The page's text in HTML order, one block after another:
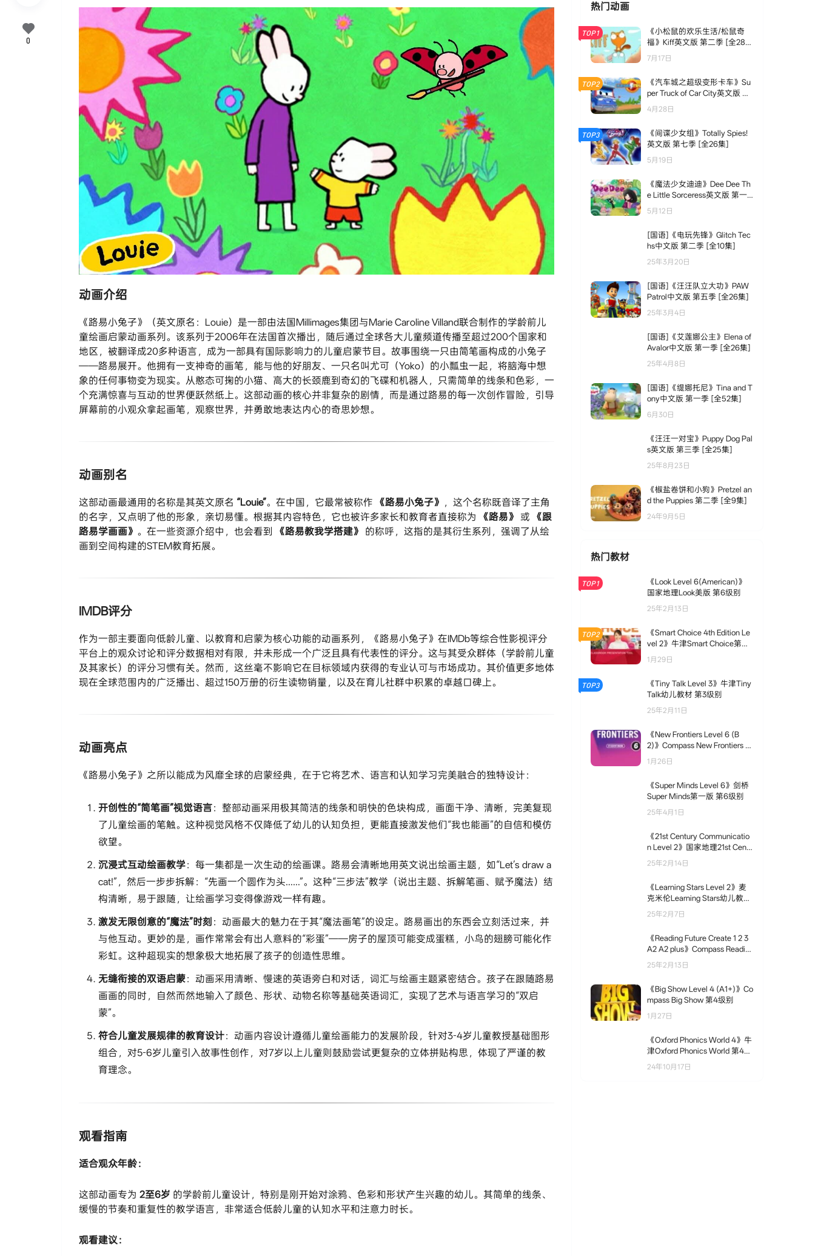
动画介绍
《路易小兔子》（英文原名：Louie）是一部由法国Millimages集团与Marie Caroline Villand联合制作的学龄前儿
童绘画启蒙动画系列。该系列于2006年在法国首次播出，随后通过全球各大儿童频道传播至超过200个国家和
地区，被翻译成20多种语言，成为一部具有国际影响力的儿童启蒙节目。故事围绕一只由简笔画构成的小兔子
——路易展开。他拥有一支神奇的画笔，能与他的好朋友、一只名叫尤可（Yoko）的小瓢虫一起，将脑海中想
象的任何事物变为现实。从憨态可掬的小猫、高大的长颈鹿到奇幻的飞碟和机器人，只需简单的线条和色彩，一
个充满惊喜与互动的世界便跃然纸上。这部动画的核心并非复杂的剧情，而是通过路易的每一次创作冒险，引导
屏幕前的小观众拿起画笔，观察世界，并勇敢地表达内心的奇思妙想。
动画别名
这部动画最通用的名称是其英文原名 “Louie”。在中国，它最常被称作 《路易小兔子》 ，这个名称既音译了主角
的名字，又点明了他的形象，亲切易懂。根据其内容特色，它也被许多家长和教育者直接称为
《路易》 ​ 或
《跟
路易学画画》 。在一些资源介绍中，也会看到 《路易教我学搭建》
​ 的称呼，这指的是其衍生系列，强调了从绘
画到空间构建的STEM教育拓展。
IMDB评分
作为一部主要面向低龄儿童、以教育和启蒙为核心功能的动画系列，《路易小兔子》在IMDb等综合性影视评分
平台上的观众讨论和评分数据相对有限，并未形成一个广泛且具有代表性的评分。这与其受众群体（学龄前儿童
及其家长）的评分习惯有关。然而，这丝毫不影响它在目标领域内获得的专业认可与市场成功。其价值更多地体
现在全球范围内的广泛播出、超过150万册的衍生读物销量，以及在育儿社群中积累的卓越口碑上。
动画亮点
《路易小兔子》之所以能成为风靡全球的启蒙经典，在于它将艺术、语言和认知学习完美融合的独特设计：
开创性的“简笔画”视觉语言：整部动画采用极其简洁的线条和明快的色块构成，画面干净、清晰，完美复现
了儿童绘画的笔触。这种视觉风格不仅降低了幼儿的认知负担，更能直接激发他们“我也能画”的自信和模仿
欲望。
沉浸式互动绘画教学：每一集都是一次生动的绘画课。路易会清晰地用英文说出绘画主题，如“Let’s draw a
cat!”，然后一步步拆解：“先画一个圆作为头……”。这种“三步法”教学（说出主题、拆解笔画、赋予魔法）结
构清晰，易于跟随，让绘画学习变得像游戏一样有趣。
激发无限创意的“魔法”时刻 ：动画最大的魅力在于其“魔法画笔”的设定。路易画出的东西会立刻活过来，并
与他互动。更妙的是，画作常常会有出人意料的“彩蛋”——房子的屋顶可能变成蛋糕，小鸟的翅膀可能化作
彩虹。这种超现实的想象极大地拓展了孩子的创造性思维。
无缝衔接的双语启蒙：动画采用清晰、慢速的英语旁白和对话，词汇与绘画主题紧密结合。孩子在跟随路易
画画的同时，自然而然地输入了颜色、形状、动物名称等基础英语词汇，实现了艺术与语言学习的“双启
蒙”。
符合儿童发展规律的教育设计：动画内容设计遵循儿童绘画能力的发展阶段，针对3-4岁儿童教授基础图形
组合，对5-6岁儿童引入故事性创作，对7岁以上儿童则鼓励尝试更复杂的立体拼贴构思，体现了严谨的教
育理念。
观看指南
适合观众年龄：
这部动画专为 2至6岁 ​ 的学龄前儿童设计，特别是刚开始对涂鸦、色彩和形状产生兴趣的幼儿。其简单的线条、
缓慢的节奏和重复性的教学语言，非常适合低龄儿童的认知水平和注意力时长。
观看建议：
0
热门动画
TOP1
《小松鼠的欢乐生活/松鼠奇
福》Kiff英文版 第二季 [全28
集]
7月17日
TOP2
《汽车城之超级变形卡车》Su
per Truck of Car City英文版 第
一季 [全26集]
4月28日
TOP3
《间谍少女组》Totally Spies!
英文版 第七季 [全26集]
5月19日
《魔法少女迪迪》Dee Dee Th
e Little Sorceress英文版 第一
季 [全26集]
5月12日
[国语]《电玩先锋》Glitch Tec
hs中文版 第二季 [全10集]
25年3月20日
[国语]《汪汪队立大功》PAW
Patrol中文版 第五季 [全26集]
25年3月4日
[国语]《艾莲娜公主》Elena of
Avalor中文版 第一季 [全26集]
25年4月8日
[国语]《缇娜托尼》Tina and T
ony中文版 第一季 [全52集]
6月30日
《汪汪一对宝》Puppy Dog Pal
s英文版 第三季 [全25集]
25年8月23日
《椒盐卷饼和小狗》Pretzel an
d the Puppies 第二季 [全9集]
24年9月5日
热门教材
TOP1
《Look Level 6(American)》
国家地理Look美版 第6级别
25年2月13日
TOP2
《Smart Choice 4th Edition Le
vel 2》牛津Smart Choice第四
版 第2级别
1月29日
TOP3
《Tiny Talk Level 3》牛津Tiny
Talk幼儿教材 第3级别
25年2月11日
《New Frontiers Level 6 (B
2)》Compass New Frontiers 第
6级别
1月26日
《Super Minds Level 6》剑桥
Super Minds第一版 第6级别
25年4月1日
《21st Century Communicatio
n Level 2》国家地理21st Centu
ry Communication第一版 第2
级别
25年2月14日
《Learning Stars Level 2》麦
克米伦Learning Stars幼儿教材
第2级别
25年2月7日
《Reading Future Create 1 2 3
A2 A2 plus》Compass Readin
g Future 第7级别
25年2月13日
《Big Show Level 4 (A1+)》Co
mpass Big Show 第4级别
1月27日
《Oxford Phonics World 4》牛
津Oxford Phonics World 第4级
别
24年10月17日